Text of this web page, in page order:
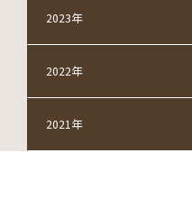
2023年
2022年
2021年